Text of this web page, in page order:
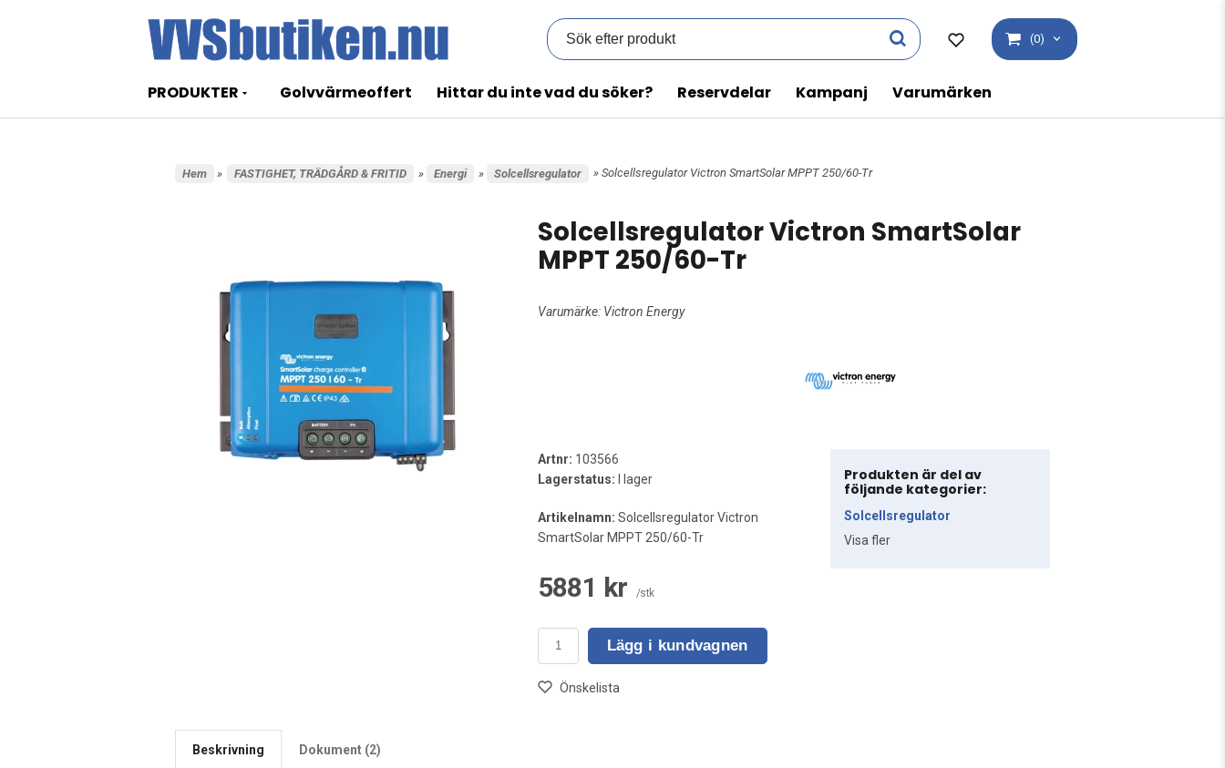
(0)
PRODUKTER Golvvärmeoffert Hittar du inte vad du söker? Reservdelar Kampanj Varumärken
Hem » FASTIGHET, TRÄDGÅRD & FRITID » Energi » Solcellsregulator » Solcellsregulator Victron SmartSolar MPPT 250/60-Tr
Solcellsregulator Victron SmartSolar
MPPT 250/60-Tr
Varumärke: Victron Energy
Artnr: 103566
Lagerstatus: I lager
Artikelnamn: Solcellsregulator Victron
SmartSolar MPPT 250/60-Tr
5881 kr /stk
Lägg i kundvagnen
Önskelista
Produkten är del av
följande kategorier:
Solcellsregulator
Visa fler
Beskrivning Dokument (2)